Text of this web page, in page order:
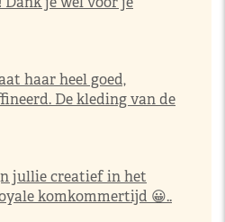
haar heel goed,
De kleding van de
jullie creatief in het
komkommertijd 😀..